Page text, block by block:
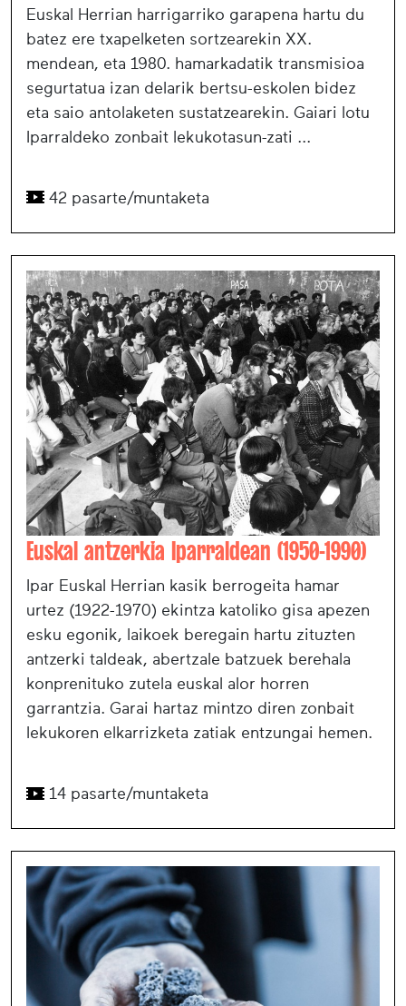
Euskal Herrian harrigarriko garapena hartu du
batez ere txapelketen sortzearekin XX.
mendean, eta 1980. hamarkadatik transmisioa
segurtatua izan delarik bertsu-eskolen bidez
eta saio antolaketen sustatzearekin. Gaiari lotu
Iparraldeko zonbait lekukotasun-zati ...
42 pasarte/muntaketa
Euskal antzerkia Iparraldean (1950-1990)
Ipar Euskal Herrian kasik berrogeita hamar
urtez (1922-1970) ekintza katoliko gisa apezen
esku egonik, laikoek beregain hartu zituzten
antzerki taldeak, abertzale batzuek berehala
konprenituko zutela euskal alor horren
garrantzia. Garai hartaz mintzo diren zonbait
lekukoren elkarrizketa zatiak entzungai hemen.
14 pasarte/muntaketa